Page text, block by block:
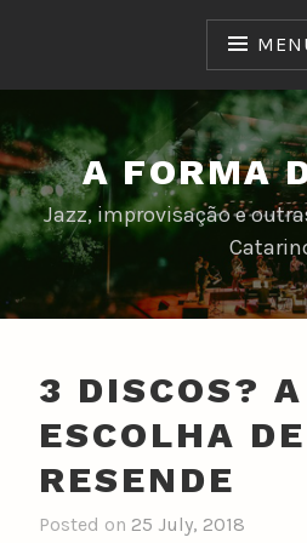
A FORMA
Jazz, improvisação e
3 DISCOS? A
ESCOLHA
RESENDE
Posted on 25 July, 2018